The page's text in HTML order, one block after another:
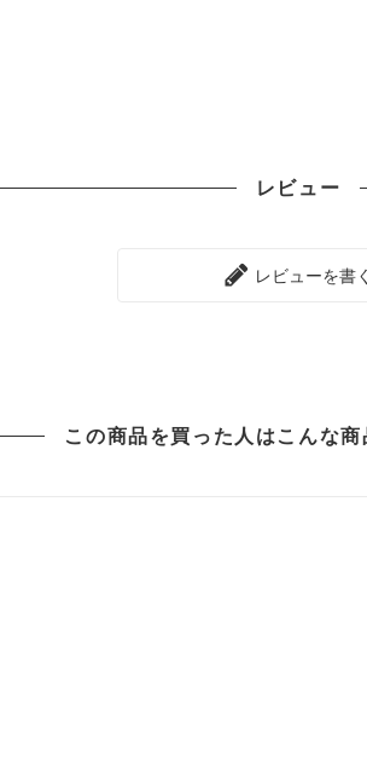
レビュー
レビューを書く
この商品を買った人は こんな